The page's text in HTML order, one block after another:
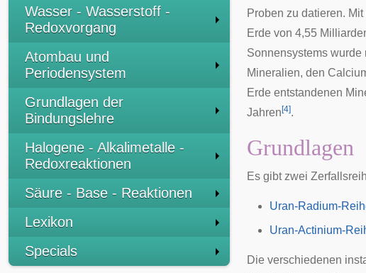
Wasser - Wasserstoff -
Redoxvorgang
Atombau und
Periodensystem
Grundlagen der
Bindungslehre
Halogene - Alkalimetalle -
Redoxreaktionen
Säure - Base - Reaktionen
Lexikon
Specials
Proben zu datieren.
Erde von 4,55
Sonnensystems
Mineralien, den
Erde entstandenen
Jahren [4].
Grundlagen
Es gibt zwei
Uran-Radium-
Uran-Actinium-
Die verschiedenen